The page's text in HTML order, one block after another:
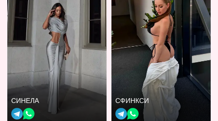
СИНЕЛА СФИНКСИ